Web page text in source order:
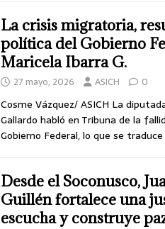
La crisis migratoria,
política del Gobierno
Maricela Ibarra G.
27 mayo, 2026 ASICH 0
Cosme Vázquez/ ASICH La
Gallardo habló en Tribuna de la
Gobierno Federal, lo que se
Desde el Soconusco,
Guillén fortalece una
escucha y construye